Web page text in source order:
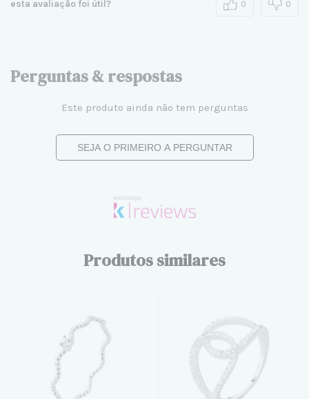
esta avaliação foi útil? 0 0
Perguntas & respostas
Este produto ainda não tem perguntas
SEJA O PRIMEIRO A PERGUNTAR
Produtos similares